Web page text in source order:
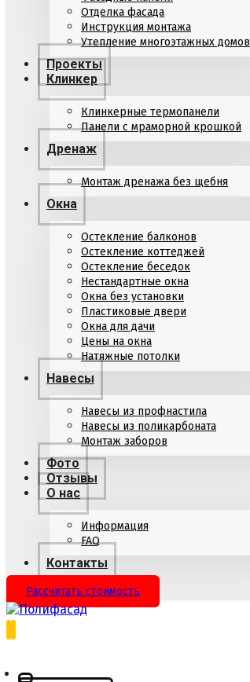
Отделка фасада
Инструкция монтажа
Утепление многоэтажных домов
Проекты
Клинкер
Клинкерные термопанели
Панели с мраморной крошкой
Дренаж
Монтаж дренажа без щебня
Окна
Остекление балконов
Остекление коттеджей
Остекление беседок
Нестандартные окна
Окна без установки
Пластиковые двери
Окна для дачи
Цены на окна
Натяжные потолки
Навесы
Навесы из профнастила
Навесы из поликарбоната
Монтаж заборов
Фото
Отзывы
О нас
Информация
FAQ
Контакты
Рассчитать стоимость